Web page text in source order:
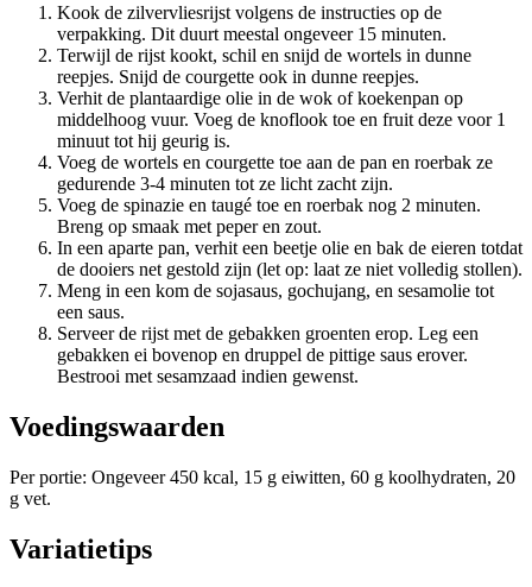
Kook de zilvervliesrijst volgens de instructies op de
verpakking. Dit duurt meestal ongeveer 15 minuten.
Terwijl de rijst kookt, schil en snijd de wortels in dunne
reepjes. Snijd de courgette ook in dunne reepjes.
Verhit de plantaardige olie in de wok of koekenpan op
middelhoog vuur. Voeg de knoflook toe en fruit deze voor 1
minuut tot hij geurig is.
Voeg de wortels en courgette toe aan de pan en roerbak ze
gedurende 3-4 minuten tot ze licht zacht zijn.
Voeg de spinazie en taugé toe en roerbak nog 2 minuten.
Breng op smaak met peper en zout.
In een aparte pan, verhit een beetje olie en bak de eieren totdat
de dooiers net gestold zijn (let op: laat ze niet volledig stollen).
Meng in een kom de sojasaus, gochujang, en sesamolie tot
een saus.
Serveer de rijst met de gebakken groenten erop. Leg een
gebakken ei bovenop en druppel de pittige saus erover.
Bestrooi met sesamzaad indien gewenst.
Voedingswaarden
Per portie: Ongeveer 450 kcal, 15 g eiwitten, 60 g koolhydraten, 20
g vet.
Variatietips